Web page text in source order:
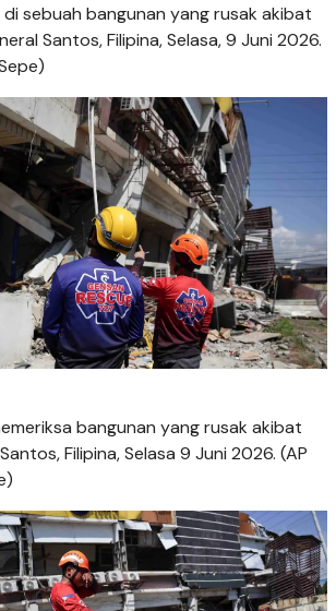
sebuah bangunan yang rusak akibat
Santos, Filipina, Selasa, 9 Juni 2026.
bangunan yang rusak akibat
Filipina, Selasa 9 Juni 2026. (AP